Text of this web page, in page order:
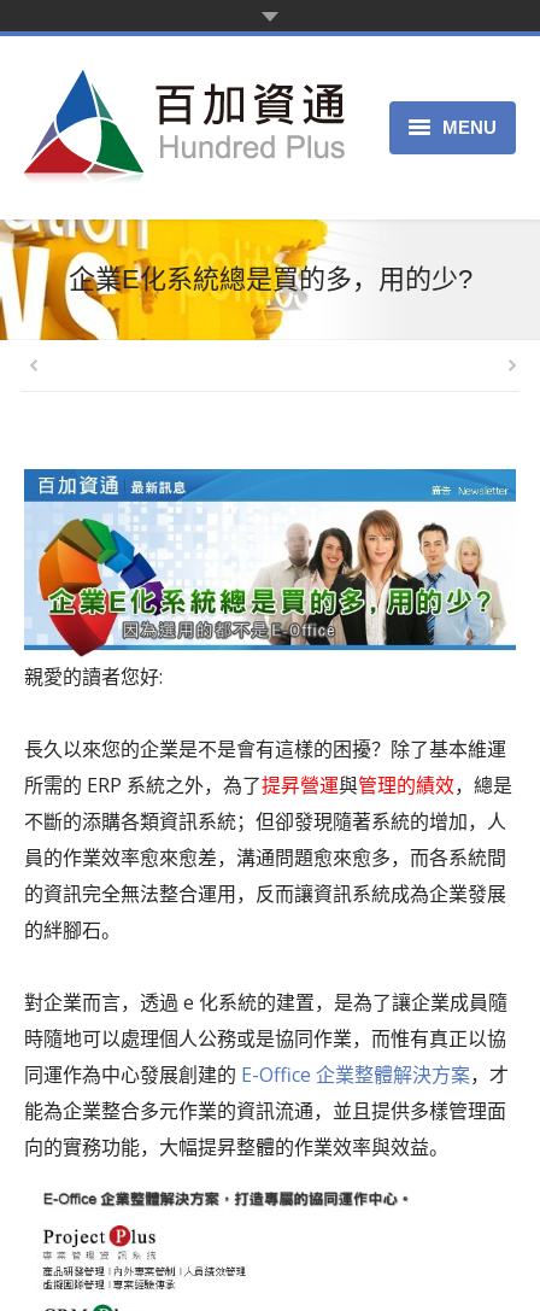
MENU
产品服务
关于我们
企業E化系統總是買的多，用的少?
親愛的讀者您好:
長久以來您的企業是不是會有這樣的困擾？除了基本維運
所需的 ERP 系統之外，為了提昇營運與管理的績效，總是
不斷的添購各類資訊系統；但卻發現隨著系統的增加，人
員的作業效率愈來愈差，溝通問題愈來愈多，而各系統間
的資訊完全無法整合運用，反而讓資訊系統成為企業發展
的絆腳石。
對企業而言，透過 e 化系統的建置，是為了讓企業成員隨
時隨地可以處理個人公務或是協同作業，而惟有真正以協
同運作為中心發展創建的 E-Office 企業整體解決方案，才
能為企業整合多元作業的資訊流通，並且提供多樣管理面
向的實務功能，大幅提昇整體的作業效率與效益。